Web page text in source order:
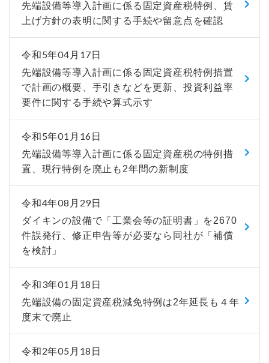
先端設備等導入計画に係る固定資産税特例、賃
上げ方針の表明に関する手続や留意点を確認
令和5年04月17日
先端設備等導入計画に係る固定資産税特例措置
で計画の概要、手引きなどを更新、投資利益率
要件に関する手続や算式示す
令和5年01月16日
先端設備等導入計画に係る固定資産税の特例措
置、現行特例を廃止も2年間の新制度
令和4年08月29日
ダイキンの設備で「工業会等の証明書」を2670
件誤発行、修正申告等が必要なら同社が「補償
を検討」
令和3年01月18日
先端設備の固定資産税減免特例は2年延長も４年
度末で廃止
令和2年05月18日